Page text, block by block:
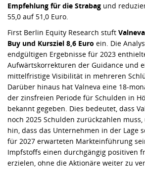
Empfehlung für die Strabag und
55,0 auf 51,0 Euro.
First Berlin Equity Research stuft
Buy und Kursziel 8,6 Euro ein. Die
endgültigen Ergebnisse für 2023
Aufwärtskorrekturen der Guidance und
mittelfristige Visibilität in mehreren
Darüber hinaus hat Valneva eine 18-
der zinsfreien Periode für Schulden in
bekannt gegeben. Dies bedeutet, dass
noch 2025 Schulden zurückzahlen
hin, dass das Unternehmen in der Lage
für 2027 erwarteten Markteinführung
Impfstoffs einen durchgängig positiven
erzielen, ohne die Aktionäre weiter zu